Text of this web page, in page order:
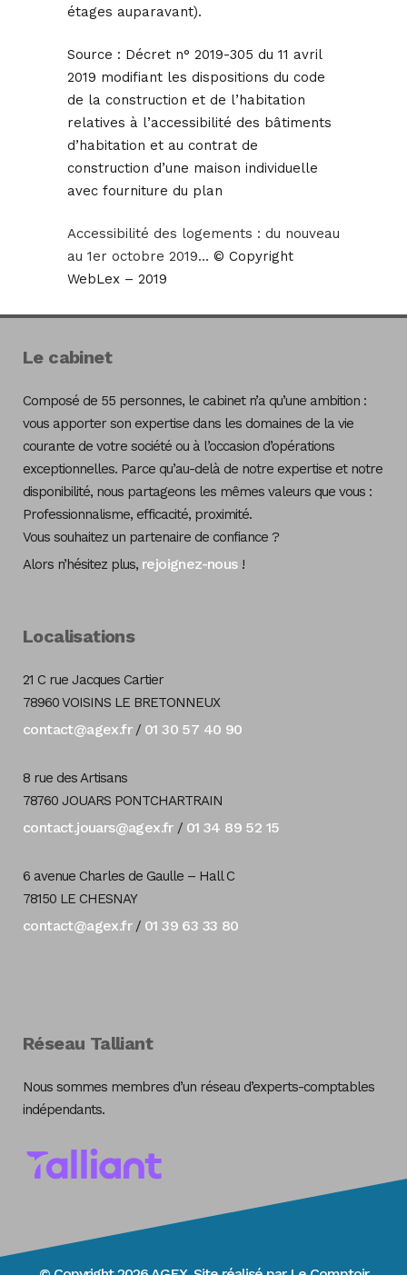
étages auparavant).
Source : Décret n° 2019-305 du 11 avril
2019 modifiant les dispositions du code
de la construction et de l’habitation
relatives à l’accessibilité des bâtiments
d’habitation et au contrat de
construction d’une maison individuelle
avec fourniture du plan
Accessibilité des logements : du nouveau
au 1er octobre 2019… © Copyright
WebLex – 2019
Le cabinet
Composé de 55 personnes, le cabinet n’a qu’une ambition :
vous apporter son expertise dans les domaines de la vie
courante de votre société ou à l’occasion d’opérations
exceptionnelles. Parce qu’au-delà de notre expertise et notre
disponibilité, nous partageons les mêmes valeurs que vous :
Professionnalisme, efficacité, proximité.
Vous souhaitez un partenaire de confiance ?
Alors n’hésitez plus, rejoignez-nous!
Localisations
21 C rue Jacques Cartier
78960 VOISINS LE BRETONNEUX
contact@agex.fr/ 01 30 57 40 90
8 rue des Artisans
78760 JOUARS PONTCHARTRAIN
contact.jouars@agex.fr/ 01 34 89 52 15
6 avenue Charles de Gaulle – Hall C
78150 LE CHESNAY
contact@agex.fr/ 01 39 63 33 80
Réseau Talliant
Nous sommes membres d’un réseau d’experts-comptables
indépendants.